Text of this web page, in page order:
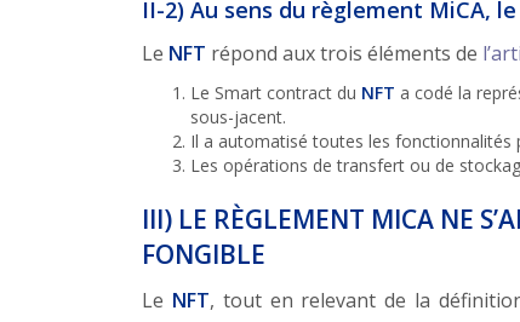
II-2) Au sens du règlement MiCA,
Le NFT répond aux trois éléments de
Le Smart contract du NFT a codé la
sous-jacent.
Il a automatisé toutes les
Les opérations de transfert ou de
III) LE RÈGLEMENT MICA NE
FONGIBLE
Le NFT, tout en relevant de la